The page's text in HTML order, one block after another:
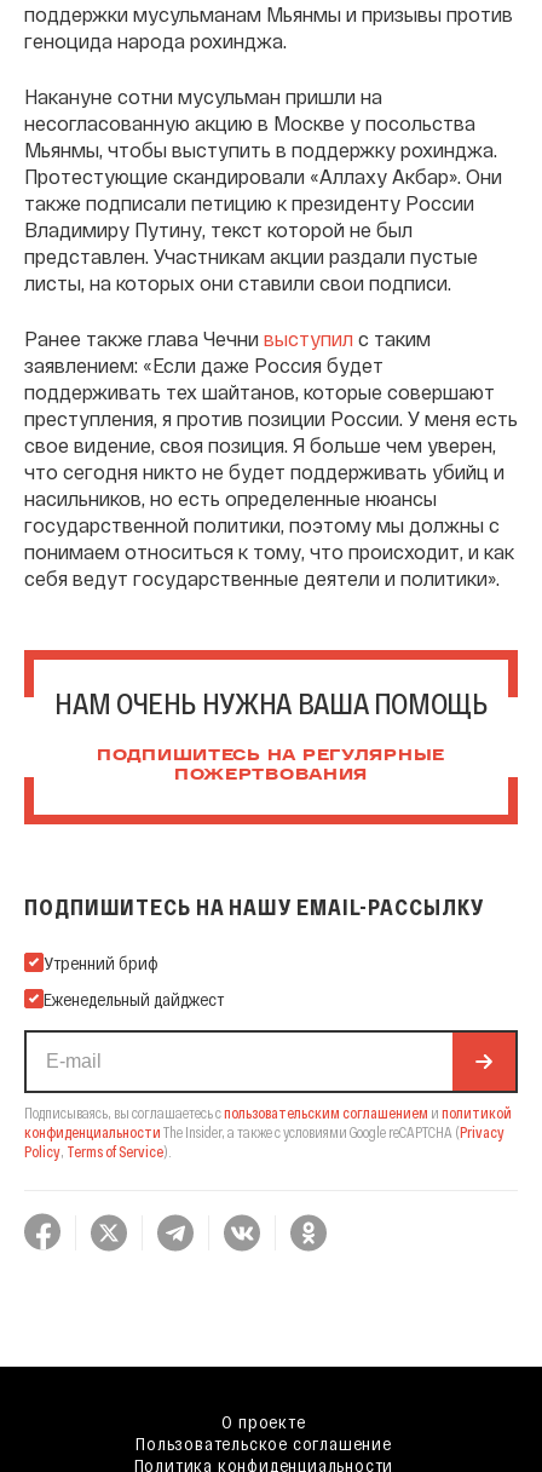
поддержки мусульманам Мьянмы и призывы против
геноцида народа рохинджа.
Накануне сотни мусульман пришли на
несогласованную акцию в Москве у посольства
Мьянмы, чтобы выступить в поддержку рохинджа.
Протестующие скандировали «Аллаху Акбар». Они
также подписали петицию к президенту России
Владимиру Путину, текст которой не был
представлен. Участникам акции раздали пустые
листы, на которых они ставили свои подписи.
Ранее также глава Чечни выступил с таким
заявлением: «Если даже Россия будет
поддерживать тех шайтанов, которые совершают
преступления, я против позиции России. У меня есть
свое видение, своя позиция. Я больше чем уверен,
что сегодня никто не будет поддерживать убийц и
насильников, но есть определенные нюансы
государственной политики, поэтому мы должны с
понимаем относиться к тому, что происходит, и как
себя ведут государственные деятели и политики».
НАМ ОЧЕНЬ НУЖНА ВАША ПОМОЩЬ
ПОДПИШИТЕСЬ НА РЕГУЛЯРНЫЕ
ПОЖЕРТВОВАНИЯ
ПОДПИШИТЕСЬ НА НАШУ EMAIL-РАССЫЛКУ
Подпишитесь на нашу Email-рассылку
Утренний бриф
Еженедельный дайджест
Подписываясь, вы соглашаетесь спользовательским соглашением и политикой
конфиденциальности The Insider, а также с условиями Google reCAPTCHA (Privacy
Policy, Terms of Service).
О проекте
Пользовательское соглашение
Политика конфиденциальности